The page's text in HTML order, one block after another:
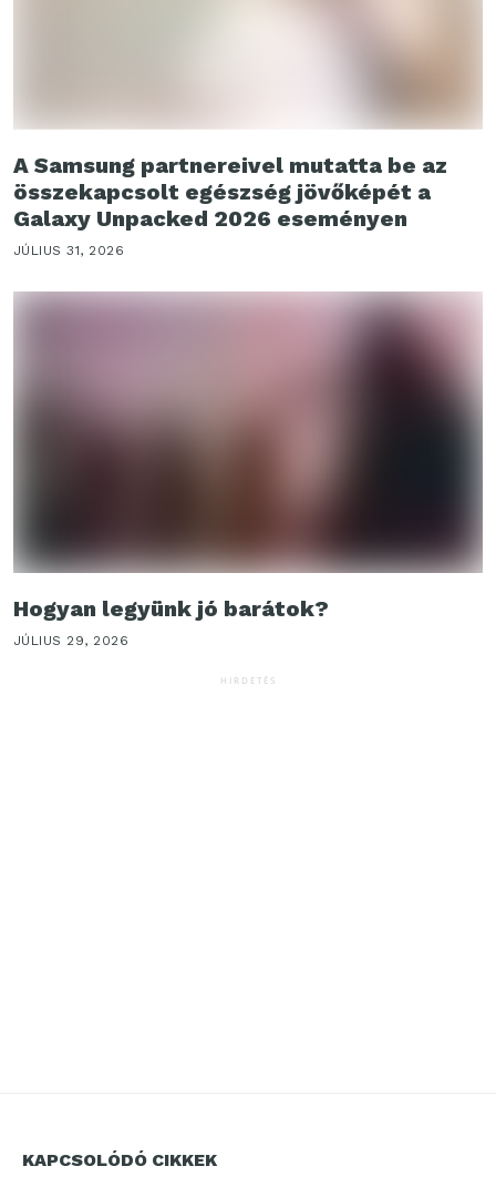
A Samsung partnereivel mutatta be az
összekapcsolt egészség jövőképét a
Galaxy Unpacked 2026 eseményen
JÚLIUS 31, 2026
Hogyan legyünk jó barátok?
JÚLIUS 29, 2026
HIRDETÉS
KAPCSOLÓDÓ CIKKEK